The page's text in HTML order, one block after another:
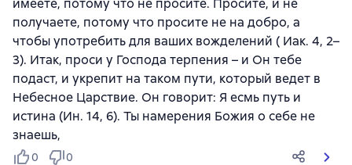
имеете, потому что не просите. Просите, и не
получаете, потому что просите не на добро, а
чтобы употребить для ваших вожделений ( Иак. 4, 2–
3). Итак, проси у Господа терпения – и Он тебе
подаст, и укрепит на таком пути, который ведет в
Небесное Царствие. Он говорит: Я есмь путь и
истина (Ин. 14, 6). Ты намерения Божия о себе не
знаешь,
0 0